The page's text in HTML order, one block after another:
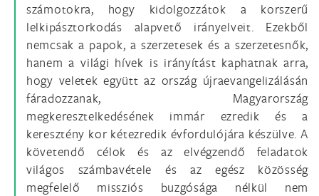
számotokra, hogy kidolgozzátok a korszerű
lelkipásztorkodás alapvető irányelveit. Ezekből
nemcsak a papok, a szerzetesek és a szerzetesnők,
hanem a világi hívek is irányítást kaphatnak arra,
hogy veletek együtt az ország újraevangelizálásán
fáradozzanak, Magyarország
megkeresztelkedésének immár ezredik és a
keresztény kor kétezredik évfordulójára készülve. A
követendő célok és az elvégzendő feladatok
világos számbavétele és az egész közösség
megfelelő missziós buzgósága nélkül nem